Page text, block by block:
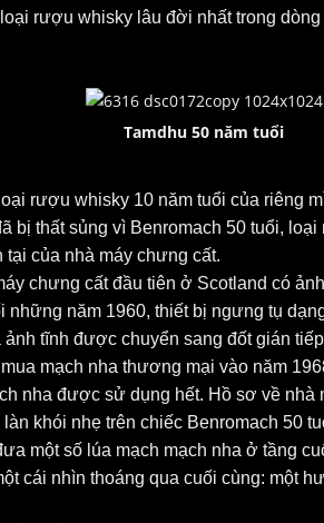
rượu whisky lâu đời nhất trong
Tamdhu 50 năm tuổi
loại rượu whisky 10 năm tuổi của riêng
bị thất sủng vì Benromach 50 tuổi,
tại của nhà máy chưng cất.
chưng cất đầu tiên ở Scotland có
những năm 1960, thiết bị ngưng tụ
ảnh tĩnh được chuyển sang đốt gián
mạch nha thương mại vào năm
nha được sử dụng hết. Hồ sơ về nhà
khói nhẹ trên chiếc Benromach 50
một số lúa mạch mạch nha ở tầng
cái nhìn thoáng qua cuối cùng: một